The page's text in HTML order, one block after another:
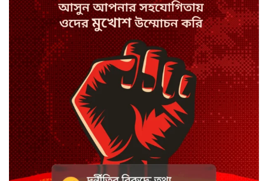
স্পিকারের নামে জাল ডিও, প্রতারণার
অভিযোগে এসিল্যান্ডের বিরুদ্ধে মামলা
সাদা না বাদামি চিনি, কোনটি ভালো?
হাসানের ৪ উইকেটের দিনে ধুঁকছে
বাংলাদেশ